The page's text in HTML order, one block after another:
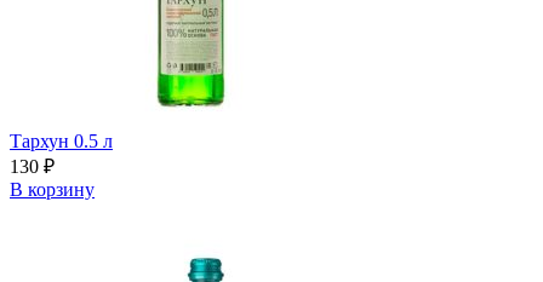
Тархун 0.5 л
130 ₽
В корзину